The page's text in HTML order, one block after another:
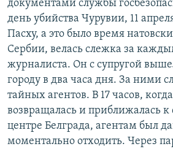
документами службы
день убийства Чурувии, 11
Пасху, а это было время
Сербии, велась слежка за
журналиста. Он с супругой
городу в два часа дня. За ними
тайных агентов. В 17 часов,
возвращалась и приближалась к
центре Белграда, агентам был
моментально отходить. Через